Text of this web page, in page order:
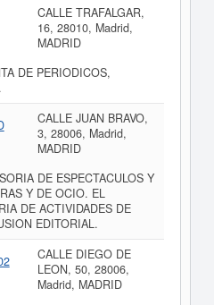
CALLE TRAFALGAR,
16, 28010, Madrid,
MADRID
DE PERIODICOS,
CALLE JUAN BRAVO,
3, 28006, Madrid,
MADRID
DE ESPECTACULOS Y
Y DE OCIO. EL
DE ACTIVIDADES DE
EDITORIAL.
CALLE DIEGO DE
LEON, 50, 28006,
Madrid, MADRID